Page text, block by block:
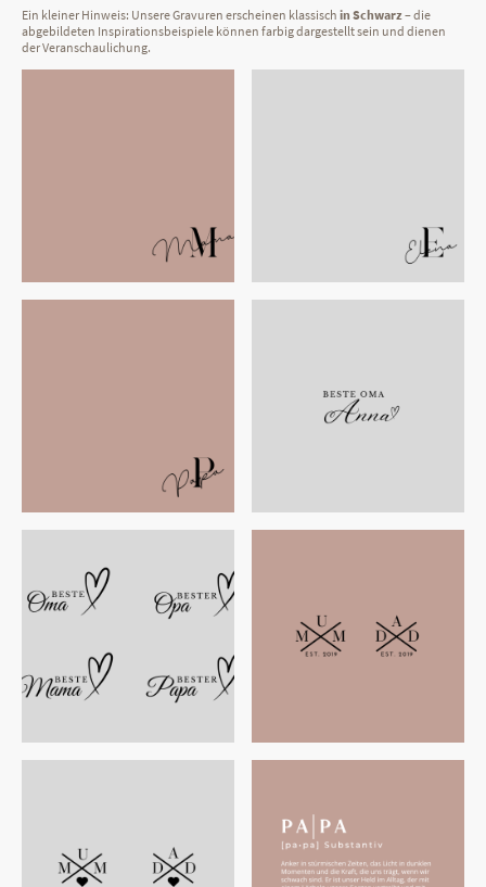
Ein kleiner Hinweis: Unsere Gravuren erscheinen klassisch in Schwarz– die
abgebildeten Inspirationsbeispiele können farbig dargestellt sein und dienen
der Veranschaulichung.